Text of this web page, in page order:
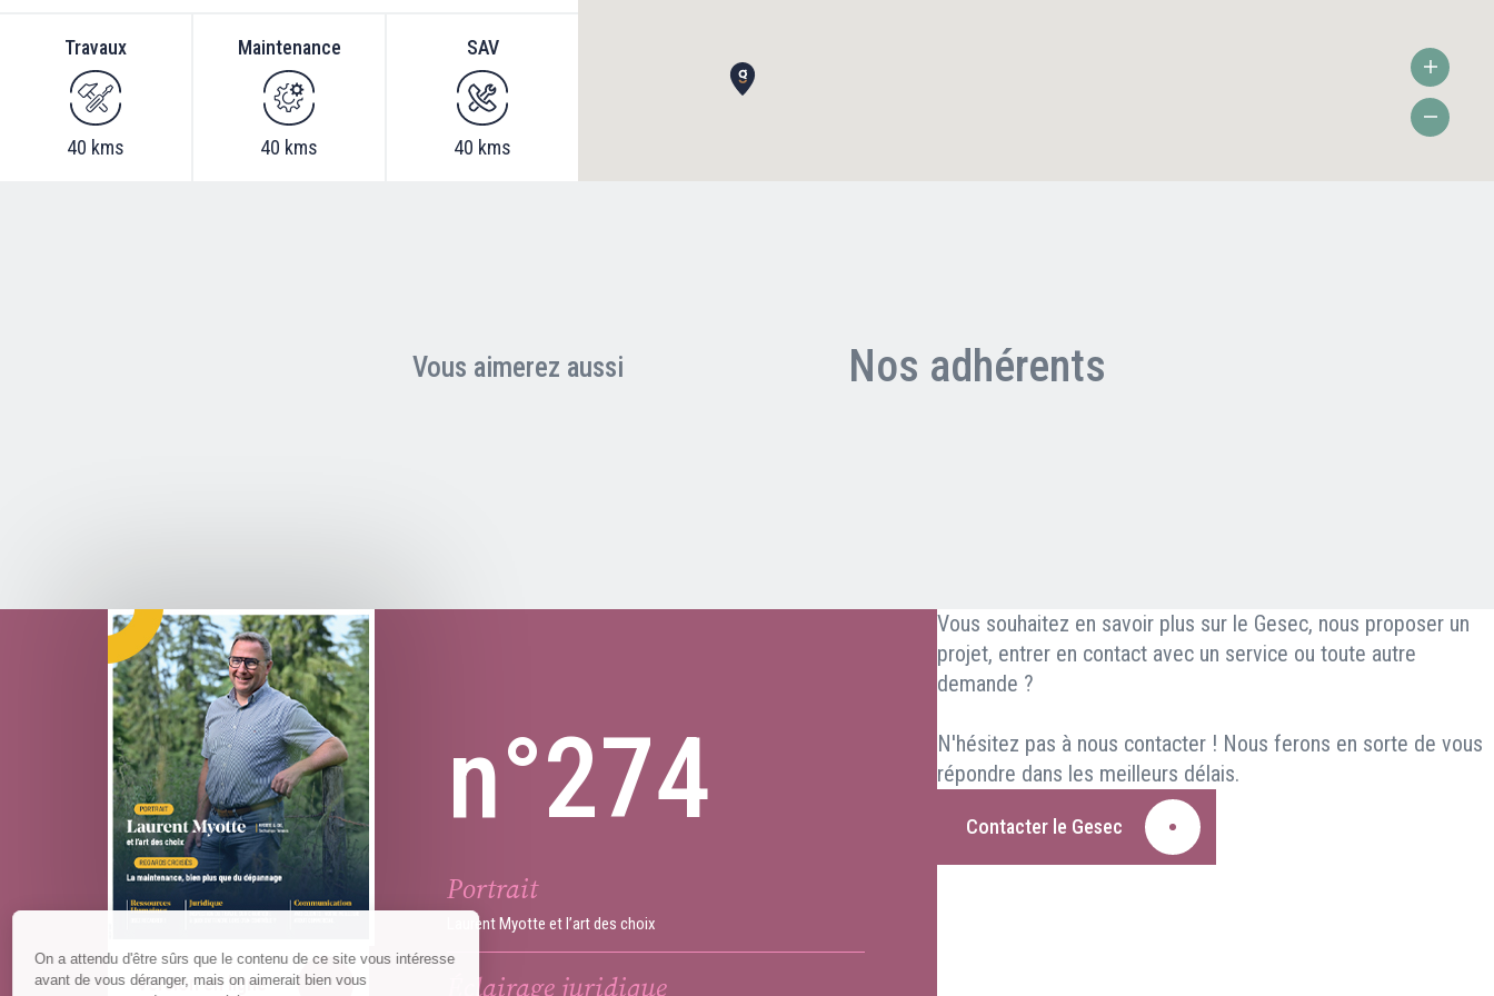
Travaux
40 kms
Maintenance
40 kms
SAV
40 kms
Vous aimerez aussi Nos adhérents
Version en ligne
n°274
Portrait
Laurent Myotte et l’art des choix
Éclairage juridique
Vous souhaitez en savoir plus sur le Gesec, nous proposer un
projet, entrer en contact avec un service ou toute autre
demande ?
N'hésitez pas à nous contacter ! Nous ferons en sorte de vous
répondre dans les meilleurs délais.
Contacter le Gesec